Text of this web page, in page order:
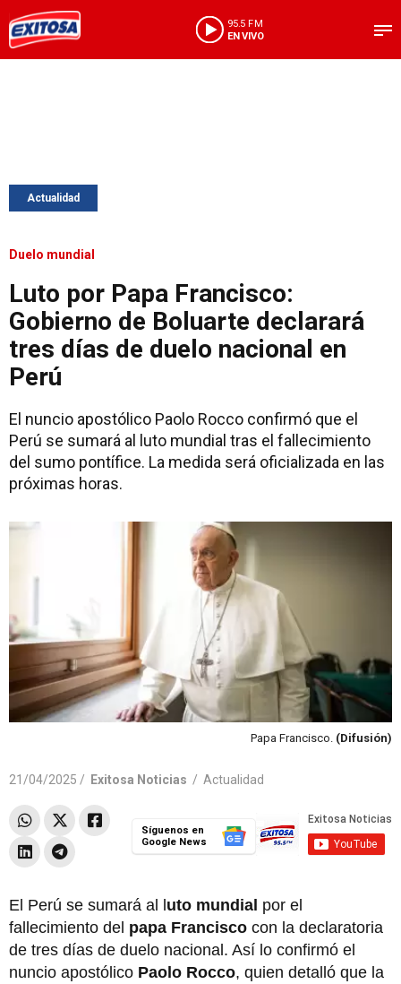
95.5 FM
EN VIVO
Actualidad
Duelo mundial
Luto por Papa Francisco:
Gobierno de Boluarte declarará
tres días de duelo nacional en
Perú
El nuncio apostólico Paolo Rocco confirmó que el
Perú se sumará al luto mundial tras el fallecimiento
del sumo pontífice. La medida será oficializada en las
próximas horas.
Papa Francisco. (Difusión)
21/04/2025 / Exitosa Noticias / Actualidad
Síguenos en
Google News
El Perú se sumará al luto mundial por el
fallecimiento del papa Francisco con la declaratoria
de tres días de duelo nacional. Así lo confirmó el
nuncio apostólico Paolo Rocco, quien detalló que la